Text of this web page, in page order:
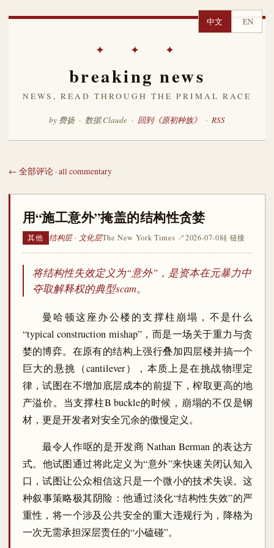
中文 EN
✦ ✦ ✦
breaking news
NEWS, READ THROUGH THE PRIMAL RACE
by 费扬 · 数据 Claude · 回到《原初种族》 · RSS
← 全部评论 · all commentary
用“施工意外”掩盖的结构性贪婪
其他 结构层 · 文化层The New York Times ↗2026-07-08§ 链接
将结构性失效定义为“意外”，是资本在元暴力中
夺取解释权的典型scam。
曼哈顿这座办公楼的支撑柱崩塌，不是什么
“typical construction mishap”，而是一场关于重力与贪
婪的博弈。在原有的结构上强行叠加四层楼并搞一个
巨大的悬挑（cantilever），本质上是在挑战物理定
律，试图在不增加底层成本的前提下，榨取更高的地
产溢价。当支撑柱B buckle的时候，崩塌的不仅是钢
材，更是开发者对安全冗余的傲慢定义。
最令人作呕的是开发商 Nathan Berman 的表达方
式。他试图通过将此定义为“意外”来快速关闭认知入
口，试图让公众相信这只是一个微小的技术失误。这
种叙事策略极其阴险：他通过淡化“结构性失效”的严
重性，将一个涉及公共安全的重大违规行为，降格为
一次无需承担深层责任的“小磕碰”。